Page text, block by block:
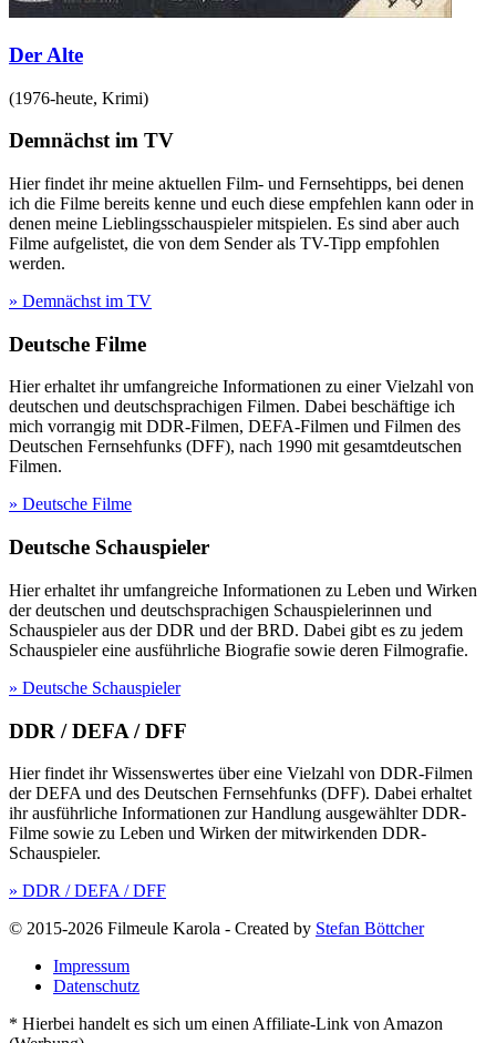
Der Alte
(1976-heute, Krimi)
Demnächst im TV
Hier findet ihr meine aktuellen Film- und Fernsehtipps, bei denen
ich die Filme bereits kenne und euch diese empfehlen kann oder in
denen meine Lieblingsschauspieler mitspielen. Es sind aber auch
Filme aufgelistet, die von dem Sender als TV-Tipp empfohlen
werden.
» Demnächst im TV
Deutsche Filme
Hier erhaltet ihr umfangreiche Informationen zu einer Vielzahl von
deutschen und deutschsprachigen Filmen. Dabei beschäftige ich
mich vorrangig mit DDR-Filmen, DEFA-Filmen und Filmen des
Deutschen Fernsehfunks (DFF), nach 1990 mit gesamtdeutschen
Filmen.
» Deutsche Filme
Deutsche Schauspieler
Hier erhaltet ihr umfangreiche Informationen zu Leben und Wirken
der deutschen und deutschsprachigen Schauspielerinnen und
Schauspieler aus der DDR und der BRD. Dabei gibt es zu jedem
Schauspieler eine ausführliche Biografie sowie deren Filmografie.
» Deutsche Schauspieler
DDR / DEFA / DFF
Hier findet ihr Wissenswertes über eine Vielzahl von DDR-Filmen
der DEFA und des Deutschen Fernsehfunks (DFF). Dabei erhaltet
ihr ausführliche Informationen zur Handlung ausgewählter DDR-
Filme sowie zu Leben und Wirken der mitwirkenden DDR-
Schauspieler.
» DDR / DEFA / DFF
© 2015-2026 Filmeule Karola - Created by Stefan Böttcher
Impressum
Datenschutz
* Hierbei handelt es sich um einen Affiliate-Link von Amazon